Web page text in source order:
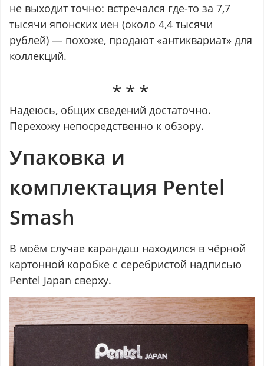
не выходит точно: встречался где-то за 7,7
тысячи японских иен (около 4,4 тысячи
рублей) — похоже, продают «антиквариат» для
коллекций.
Надеюсь, общих сведений достаточно.
Перехожу непосредственно к обзору.
Упаковка и
комплектация Pentel
Smash
В моём случае карандаш находился в чёрной
картонной коробке с серебристой надписью
Pentel Japan сверху.